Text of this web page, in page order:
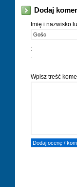
Dodaj
Imię i nazwisko
:
:
Wpisz treść